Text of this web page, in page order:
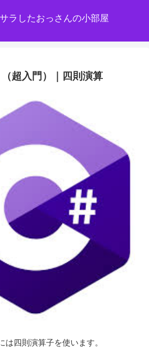
ラしたおっさんの小部屋
超入門）｜四則演算
は四則演算子を使います。